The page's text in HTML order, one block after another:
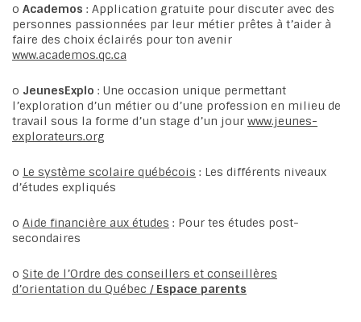
o Academos : Application gratuite pour discuter avec des
personnes passionnées par leur métier prêtes à t’aider à
faire des choix éclairés pour ton avenir
www.academos.qc.ca
o JeunesExplo : Une occasion unique permettant
l’exploration d’un métier ou d’une profession en milieu de
travail sous la forme d’un stage d’un jour www.jeunes-
explorateurs.org
o Le système scolaire québécois : Les différents niveaux
d’études expliqués
o Aide financière aux études : Pour tes études post-
secondaires
o Site de l’Ordre des conseillers et conseillères
d’orientation du Québec / Espace parents